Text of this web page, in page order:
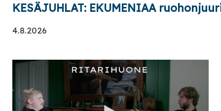
KESÄJUHLAT: EKUMENIAA
4.8.2026